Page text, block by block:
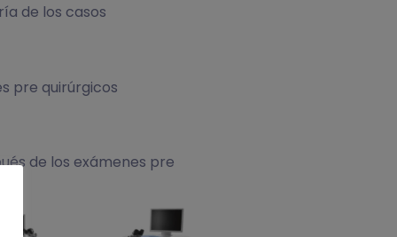
de los casos
pre quirúrgicos
de los exámenes pre